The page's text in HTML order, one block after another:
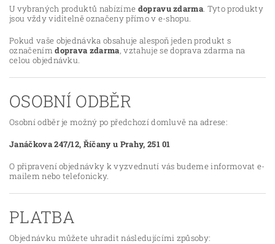
U vybraných produktů nabízíme dopravu zdarma . Tyto produkty
jsou vždy viditelně označeny přímo v e-shopu.
Pokud vaše objednávka obsahuje alespoň jeden produkt s
označenímdoprava zdarma, vztahuje se doprava zdarma na
celou objednávku.
OSOBNÍ ODBĚR
Osobní odběr je možný po předchozí domluvě na adrese:
Janáčkova 247/12, Říčany u Prahy, 251 01
O připravení objednávky k vyzvednutí vás budeme informovat e-
mailem nebo telefonicky.
PLATBA
Objednávku můžete uhradit následujícími způsoby: